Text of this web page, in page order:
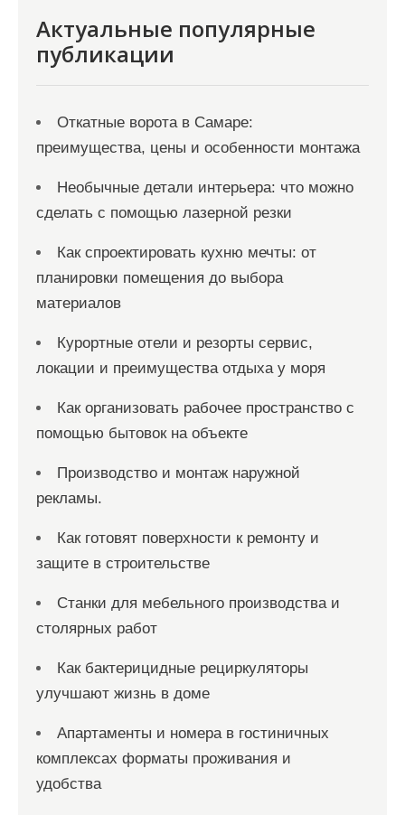
Актуальные популярные
публикации
Откатные ворота в Самаре:
преимущества, цены и особенности монтажа
Необычные детали интерьера: что можно
сделать с помощью лазерной резки
Как спроектировать кухню мечты: от
планировки помещения до выбора
материалов
Курортные отели и резорты сервис,
локации и преимущества отдыха у моря
Как организовать рабочее пространство с
помощью бытовок на объекте
Производство и монтаж наружной
рекламы.
Как готовят поверхности к ремонту и
защите в строительстве
Станки для мебельного производства и
столярных работ
Как бактерицидные рециркуляторы
улучшают жизнь в доме
Апартаменты и номера в гостиничных
комплексах форматы проживания и
удобства